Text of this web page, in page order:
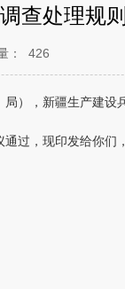
查处理规
： 426
），新疆生产建设
过，现印发给你们